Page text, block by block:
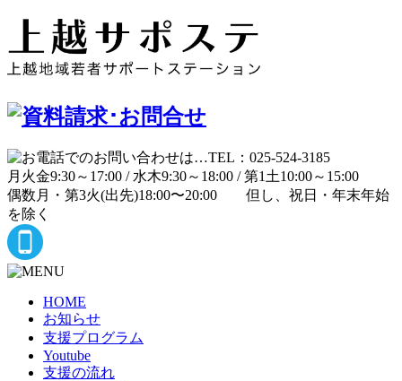
月 火金9:30～17:00 / 水木9:30～18:00 /第1土10:00～15:00
偶数月・第3火(出先)18:00〜20:00 但し、祝日・年末年始
を除く
HOME
お知らせ
支援プログラム
Youtube
支援の流れ